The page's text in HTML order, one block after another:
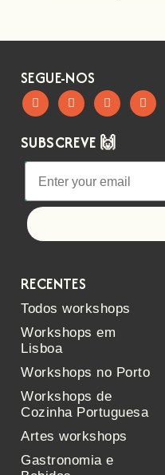
SEGUE-NOS
SUBSCREVE 🙌
RECENTES
Todos workshops
Workshops em
Lisboa
Workshops no Porto
Workshops de
Cozinha Portuguesa
Artes workshops
Gastronomia e